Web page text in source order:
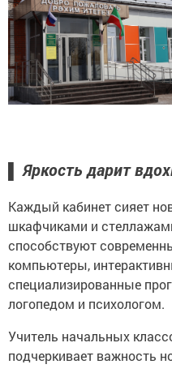
▌Яркость дарит
Каждый кабинет сияет
шкафчиками и
способствуют
компьютеры,
специализированные
логопедом и психологом.
Учитель начальных
подчеркивает важность